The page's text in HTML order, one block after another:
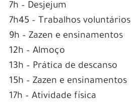
7h – Desjejum
7h45 – Trabalhos voluntários
9h – Zazen e ensinamentos
12h – Almoço
13h – Prática de descanso
15h – Zazen e ensinamentos
17h – Atividade física